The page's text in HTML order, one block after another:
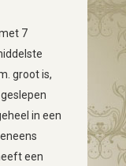
7
groot is,
in een
een